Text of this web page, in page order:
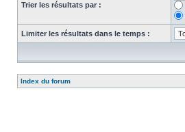
Trier les résultats par :
Limiter les résultats dans le temps :
Index du forum